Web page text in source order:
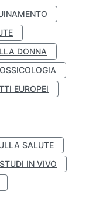
DONNA
EUROPEI
SALUTE
STUDI IN VIVO